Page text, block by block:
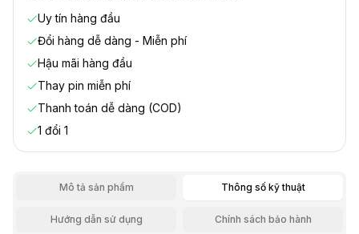
Uy tín hàng đầu
Đổi hàng dễ dàng - Miễn phí
Hậu mãi hàng đầu
Thay pin miễn phí
Thanh toán dễ dàng (COD)
1 đổi 1
Mô tả sản phẩm Thông số kỹ thuật
Hướng dẫn sử dụng Chính sách bảo hành